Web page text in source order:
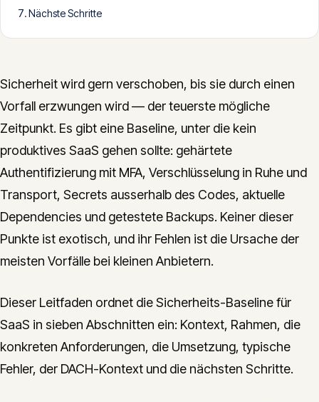
Gotthardstrasse 30, 6300 Zug
Nächste Schritte
Sicherheit wird gern verschoben, bis sie durch einen
Vorfall erzwungen wird — der teuerste mögliche
Zeitpunkt. Es gibt eine Baseline, unter die kein
produktives SaaS gehen sollte: gehärtete
Authentifizierung mit MFA, Verschlüsselung in Ruhe und
Transport, Secrets ausserhalb des Codes, aktuelle
Dependencies und getestete Backups. Keiner dieser
Punkte ist exotisch, und ihr Fehlen ist die Ursache der
meisten Vorfälle bei kleinen Anbietern.
Dieser Leitfaden ordnet die Sicherheits-Baseline für
SaaS in sieben Abschnitten ein: Kontext, Rahmen, die
konkreten Anforderungen, die Umsetzung, typische
Fehler, der DACH-Kontext und die nächsten Schritte.